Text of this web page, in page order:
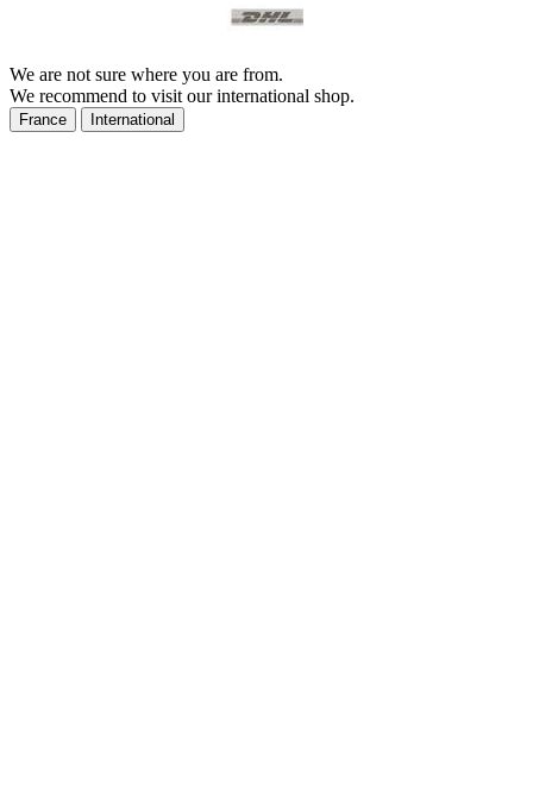
We are not sure where you are from.
We recommend to visit our international shop.
France International